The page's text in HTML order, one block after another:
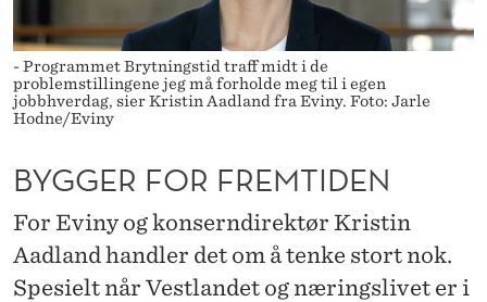
R
F
R
E
M
T
N
Y
Om NHH
Alumni
- Programmet Brytningstid traff midt i de
problemstillingene jeg må forholde meg til i egen
jobbhverdag, sier Kristin Aadland fra Eviny. Foto: Jarle
Hodne/Eviny
BYGGER FOR FREMTIDEN
For Eviny og konserndirektør Kristin
Aadland handler det om å tenke stort nok.
Spesielt når Vestlandet og næringslivet er i